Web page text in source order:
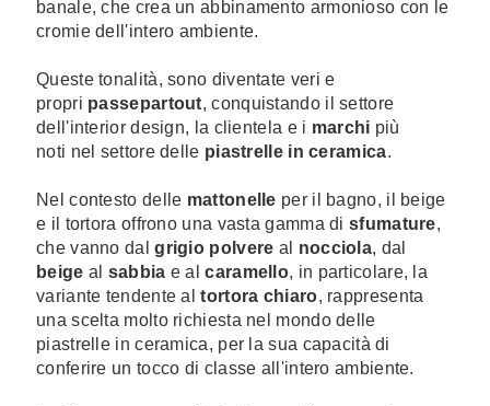
banale, che crea un abbinamento armonioso con le
cromie dell'intero ambiente.
Queste tonalità, sono diventate veri e
propri passepartout, conquistando il settore
dell'interior design, la clientela e i marchi più
noti nel settore delle piastrelle in ceramica.
Nel contesto delle mattonelle per il bagno, il beige
e il tortora offrono una vasta gamma di sfumature,
che vanno dal grigio polvere al nocciola, dal
beige al sabbia e al caramello, in particolare, la
variante tendente al tortora chiaro, rappresenta
una scelta molto richiesta nel mondo delle
piastrelle in ceramica, per la sua capacità di
conferire un tocco di classe all'intero ambiente.